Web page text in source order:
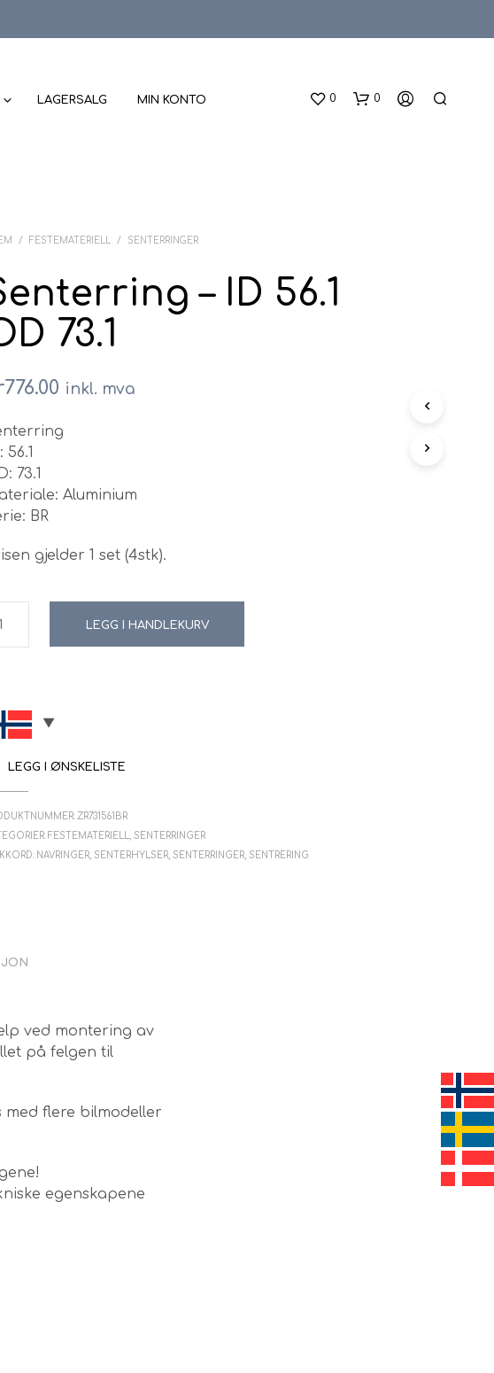
LAGERSALG MIN KONTO 0 0
/ FESTEMATERIELL / SENTERRINGER
– ID 56.1
73.1
776.00 inkl. mva
56.1
73.1
Aluminium
BR
gjelder 1 set (4stk).
LEGG I HANDLEKURV
LEGG I ØNSKELISTE
ZR731561BR
FESTEMATERIELL,SENTERRINGER
NAVRINGER,SENTERHYLSER,SENTERRINGER,SENTRERING
ved montering av
på felgen til
flere bilmodeller
egenskapene